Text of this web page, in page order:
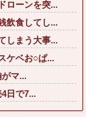
ローンを突...
飲食してし...
しまう大事...
ケベお○ぱ...
マ...
日で7...